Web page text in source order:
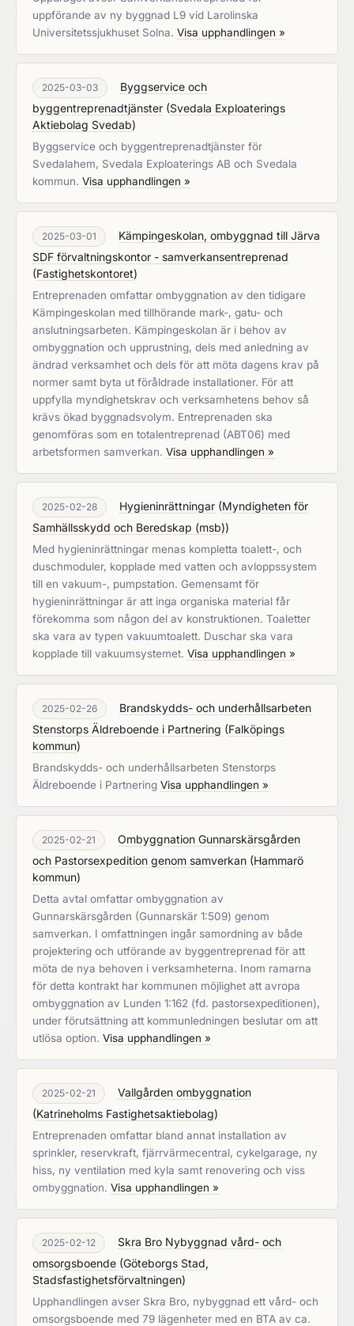
uppförande av ny byggnad L9 vid Larolinska
Universitetssjukhuset Solna. Visa upphandlingen »
2025-03-03
Byggservice och
byggentreprenadtjänster (Svedala Exploaterings
Aktiebolag Svedab)
Byggservice och byggentreprenadtjänster för
Svedalahem, Svedala Exploaterings AB och Svedala
kommun. Visa upphandlingen »
2025-03-01
Kämpingeskolan, ombyggnad till Järva
SDF förvaltningskontor - samverkansentreprenad
(Fastighetskontoret)
Entreprenaden omfattar ombyggnation av den tidigare
Kämpingeskolan med tillhörande mark-, gatu- och
anslutningsarbeten. Kämpingeskolan är i behov av
ombyggnation och upprustning, dels med anledning av
ändrad verksamhet och dels för att möta dagens krav på
normer samt byta ut föråldrade installationer. För att
uppfylla myndighetskrav och verksamhetens behov så
krävs ökad byggnadsvolym. Entreprenaden ska
genomföras som en totalentreprenad (ABT06) med
arbetsformen samverkan. Visa upphandlingen »
2025-02-28 Hygieninrättningar (Myndigheten för
Samhällsskydd och Beredskap (msb))
Med hygieninrättningar menas kompletta toalett-, och
duschmoduler, kopplade med vatten och avloppssystem
till en vakuum-, pumpstation. Gemensamt för
hygieninrättningar är att inga organiska material får
förekomma som någon del av konstruktionen. Toaletter
ska vara av typen vakuumtoalett. Duschar ska vara
kopplade till vakuumsystemet. Visa upphandlingen »
2025-02-26
Brandskydds- och underhållsarbeten
Stenstorps Äldreboende i Partnering (Falköpings
kommun)
Brandskydds- och underhållsarbeten Stenstorps
Äldreboende i Partnering Visa upphandlingen »
2025-02-21
Ombyggnation Gunnarskärsgården
och Pastorsexpedition genom samverkan (Hammarö
kommun)
Detta avtal omfattar ombyggnation av
Gunnarskärsgården (Gunnarskär 1:509) genom
samverkan. I omfattningen ingår samordning av både
projektering och utförande av byggentreprenad för att
möta de nya behoven i verksamheterna. Inom ramarna
för detta kontrakt har kommunen möjlighet att avropa
ombyggnation av Lunden 1:162 (fd. pastorsexpeditionen),
under förutsättning att kommunledningen beslutar om att
utlösa option. Visa upphandlingen »
2025-02-21
Vallgården ombyggnation
(Katrineholms Fastighetsaktiebolag)
Entreprenaden omfattar bland annat installation av
sprinkler, reservkraft, fjärrvärmecentral, cykelgarage, ny
hiss, ny ventilation med kyla samt renovering och viss
ombyggnation. Visa upphandlingen »
2025-02-12
Skra Bro Nybyggnad vård- och
omsorgsboende (Göteborgs Stad,
Stadsfastighetsförvaltningen)
Upphandlingen avser Skra Bro, nybyggnad ett vård- och
omsorgsboende med 79 lägenheter med en BTA av ca.